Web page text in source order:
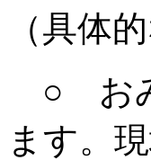
（具体
○ おみ
ます。